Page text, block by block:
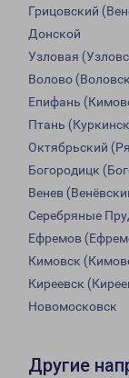
Грицовский
Донской
Узловая
Волово
Епифань
Птань
Октябрьский
Богородицк
Венев
Серебряные
Ефремов
Кимовск
Киреевск
Новомосковск
Другие